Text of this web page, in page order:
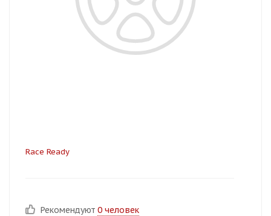
Race Ready
Рекомендуют 0 человек